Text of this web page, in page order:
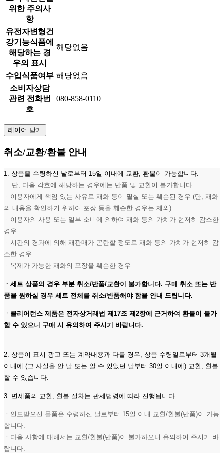
위한 주의사
항
유전자변형건
강기능식품에
해당하는 경
우의 표시
해당없음
수입식품여부 해당없음
소비자상담
관련 전화번
호
080-858-0110
레이어 닫기
취소/교환/환불 안내
1. 상품을 수령하신 날로부터 15일 이내에 교환, 환불이 가능합니다.
단, 다음 각호에 해당하는 경우에는 반품 및 교환이 불가합니다.
ㆍ이용자에게 책임 있는 사유로 재화 등이 멸실 또는 훼손된 경우 (단, 재화
의 내용을 확인하기 위하여 포장 등을 훼손한 경우는 제외)
ㆍ이용자의 사용 또는 일부 소비에 의하여 재화 등의 가치가 현저히 감소한
경우
ㆍ시간의 경과에 의해 재판매가 곤란할 정도로 재화 등의 가치가 현저히 감
소한 경우
ㆍ복제가 가능한 재화의 포장을 훼손한 경우
ㆍ세트 상품의 경우 부분 취소/반품/교환이 불가합니다. 구매 취소 또는 반
품을 원하실 경우 세트 전체를 취소/반품해야 함을 안내 드립니다.
ㆍ클리어런스 제품은 전자상거래법 제17조 제2항에 근거하여 환불이 불가
할 수 있으니 구매 시 유의하여 주시기 바랍니다.
2. 상품이 표시 광고 또는 계약내용과 다를 경우, 상품 수령일로부터 3개월
이내에 (그 사실을 안 날 또는 알 수 있었던 날부터 30일 이내에) 교환, 환불
할 수 있습니다.
3. 면세품의 교환, 환불 절차는 관세법령에 따라 진행됩니다.
ㆍ인도받으신 물품은 수령하신 날로부터 15일 이내 교환/환불(반품)이 가능
합니다.
ㆍ다음 사항에 대해서는 교환/환불(반품)이 불가하오니 유의하여 주시기 바
랍니다.